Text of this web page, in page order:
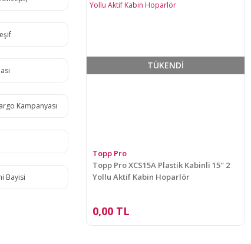
TÜKENDİ
Topp Pro
Topp Pro XCS15A Plastik Kabinli 15'' 2
Yollu Aktif Kabin Hoparlör
0,00 TL